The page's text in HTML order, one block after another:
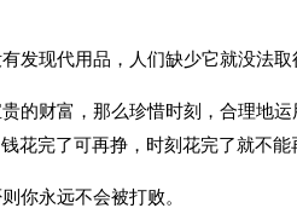
有发现代用品，人们缺少它就没法
的财富，那么珍惜时刻，合理地
花完了可再挣，时刻花完了就不能
你永远不会被打败。